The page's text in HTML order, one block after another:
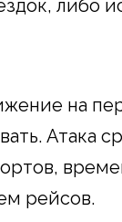
либо
на
Атака
рейсов.